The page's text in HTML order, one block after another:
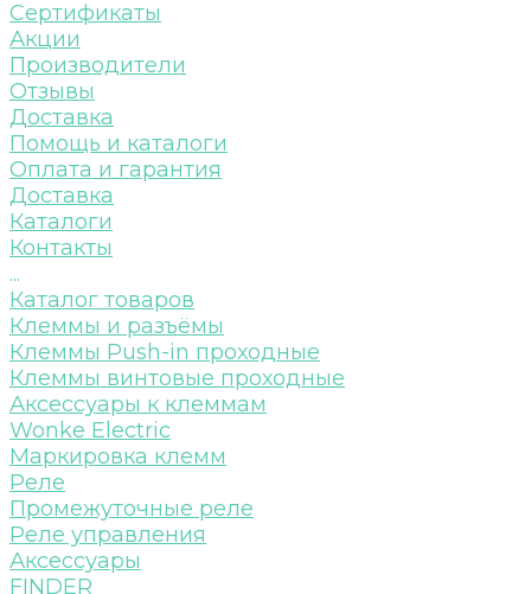
Сертификаты
Акции
Производители
Отзывы
Доставка
Помощь и каталоги
Оплата и гарантия
Доставка
Каталоги
Контакты
...
Каталог товаров
Клеммы и разъёмы
Клеммы Push-in проходные
Клеммы винтовые проходные
Аксессуары к клеммам
Wonke Electric
Маркировка клемм
Реле
Промежуточные реле
Реле управления
Аксессуары
FINDER